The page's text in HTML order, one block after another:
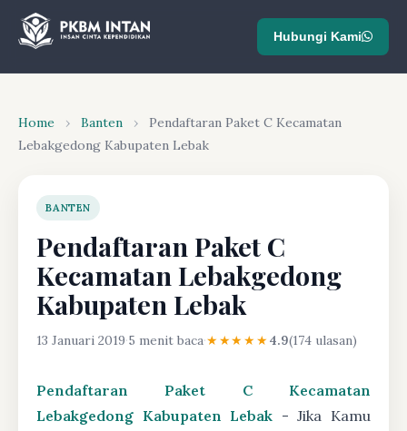
Hubungi Kami
Home › Banten ›
Pendaftaran Paket C Kecamatan
Lebakgedong Kabupaten Lebak
BANTEN
Pendaftaran Paket C
Kecamatan Lebakgedong
Kabupaten Lebak
13 Januari 2019·5 menit baca·★★★★★4.9(174 ulasan)
Pendaftaran Paket C Kecamatan
Lebakgedong Kabupaten Lebak - Jika Kamu